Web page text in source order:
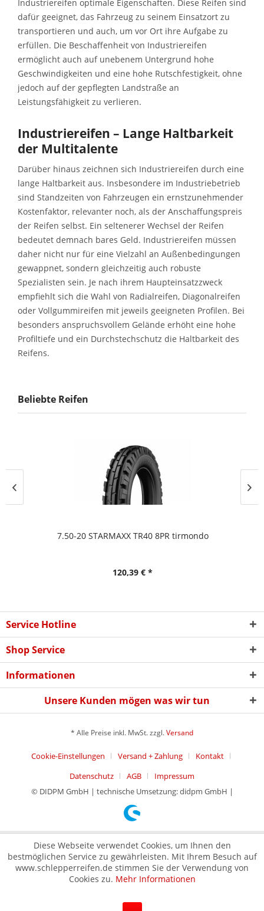
Industriereifen optimale Eigenschaften. Diese Reifen sind
dafür geeignet, das Fahrzeug zu seinem Einsatzort zu
transportieren und auch, um vor Ort ihre Aufgabe zu
erfüllen. Die Beschaffenheit von Industriereifen
ermöglicht auch auf unebenem Untergrund hohe
Geschwindigkeiten und eine hohe Rutschfestigkeit, ohne
jedoch auf der gepflegten Landstraße an
Leistungsfähigkeit zu verlieren.
Industriereifen – Lange Haltbarkeit
der Multitalente
Darüber hinaus zeichnen sich Industriereifen durch eine
lange Haltbarkeit aus. Insbesondere im Industriebetrieb
sind Standzeiten von Fahrzeugen ein ernstzunehmender
Kostenfaktor, relevanter noch, als der Anschaffungspreis
der Reifen selbst. Ein seltenerer Wechsel der Reifen
bedeutet demnach bares Geld. Industriereifen müssen
daher nicht nur für eine Vielzahl an Außenbedingungen
gewappnet, sondern gleichzeitig auch robuste
Spezialisten sein. Je nach ihrem Haupteinsatzzweck
empfiehlt sich die Wahl von Radialreifen, Diagonalreifen
oder Vollgummireifen mit jeweils geeigneten Profilen. Bei
besonders anspruchsvollem Gelände erhöht eine hohe
Profiltiefe und ein Durchstechschutz die Haltbarkeit des
Reifens.
Beliebte Reifen
7.50-20 STARMAXX TR40 8PR tirmondo
120,39 € *
Service Hotline
Shop Service
Informationen
Unsere Kunden mögen was wir tun
* Alle Preise inkl. MwSt. zzgl.Versand
Cookie-Einstellungen Versand + Zahlung
Kontakt
Datenschutz
AGB
Impressum
© DIDPM GmbH | technische Umsetzung: didpm GmbH |
Diese Webseite verwendet Cookies, um Ihnen den
bestmöglichen Service zu gewährleisten. Mit Ihrem Besuch auf
www.schlepperreifen.de stimmen Sie der Verwendung von
Cookies zu. Mehr Informationen